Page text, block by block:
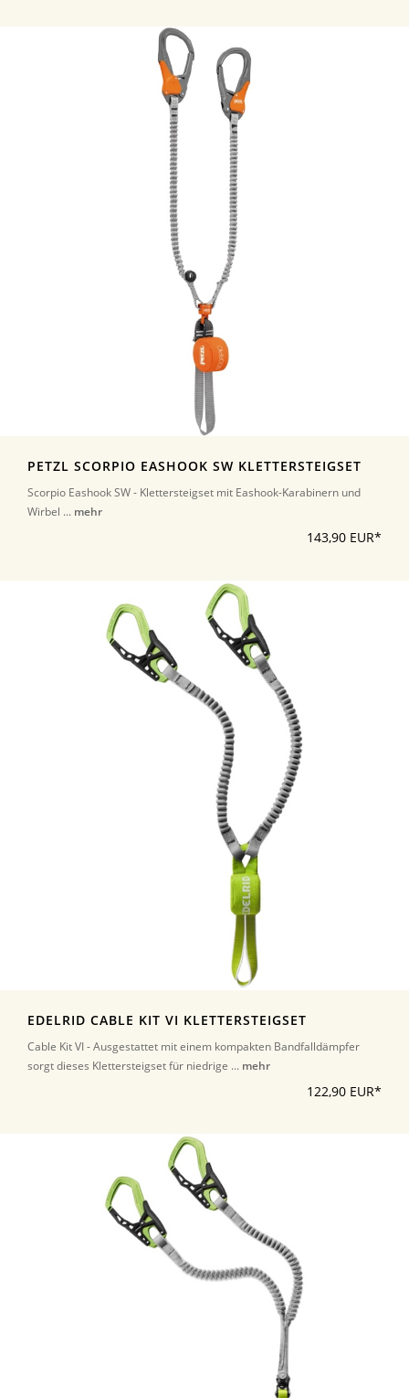
PETZL SCORPIO EASHOOK SW KLETTERSTEIGSET
Scorpio Eashook SW - Klettersteigset mit Eashook-Karabinern und
Wirbel ... mehr
143,90 EUR*
EDELRID CABLE KIT VI KLETTERSTEIGSET
Cable Kit VI - Ausgestattet mit einem kompakten Bandfalldämpfer
sorgt dieses Klettersteigset für niedrige ... mehr
122,90 EUR*